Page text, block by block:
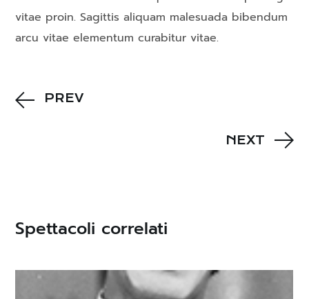
vitae proin. Sagittis aliquam malesuada bibendum
arcu vitae elementum curabitur vitae.
PREV
NEXT
Spettacoli correlati